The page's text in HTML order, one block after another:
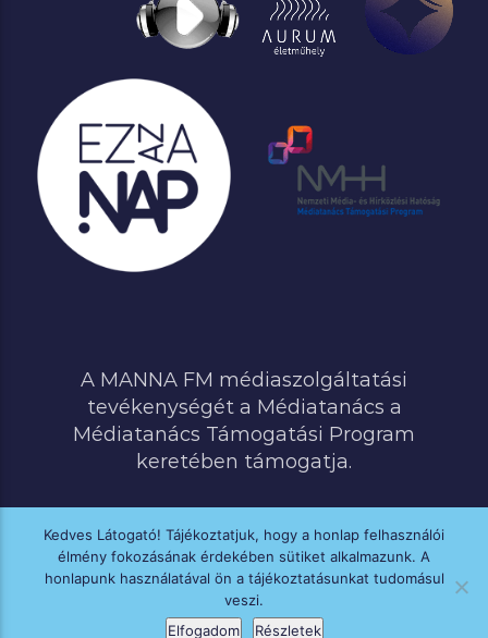
A MANNA FM médiaszolgáltatási
tevékenységét a Médiatanács a
Médiatanács Támogatási Program
keretében támogatja.
MINDEN JOG FENNTARTVA © 2020 MANNA FM
Kedves Látogató! Tájékoztatjuk, hogy a honlap felhasználói
élmény fokozásának érdekében sütiket alkalmazunk. A
honlapunk használatával ön a tájékoztatásunkat tudomásul
veszi.
Elfogadom
Részletek